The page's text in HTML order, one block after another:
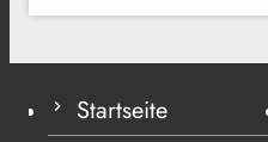
Startseite